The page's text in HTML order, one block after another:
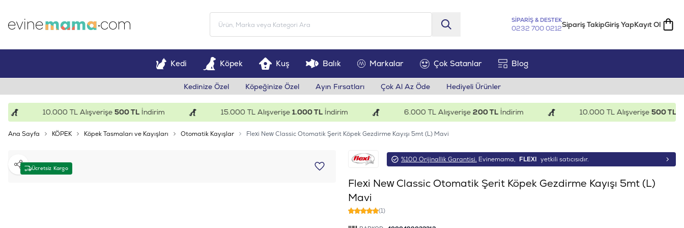
SİPARİŞ & DESTEK
0232 700 0212Sipariş TakipGiriş YapKayıt Ol
Kedi Köpek Kuş Balık Markalar Çok Satanlar Blog
Kedinize Özel Köpeğinize Özel Ayın Fırsatları Çok Al Az Öde Hediyeli Ürünler
10.000 TL Alışverişe500 TLİndirim 15.000 TL Alışverişe1.000 TLİndirim 6.000 TL Alışverişe200 TLİndirim 10.000 TL Alışverişe500 TL
Ana Sayfa KÖPEK Köpek Tasmaları ve Kayışları Otomatik Kayışlar Flexi New Classic Otomatik Şerit Köpek Gezdirme Kayışı 5mt (L) Mavi
Ücretsiz Kargo
Paylaş
%100 Orijinallik Garantisi. Evinemama, FLEXI yetkili satıcısıdır.
Flexi New Classic Otomatik Şerit Köpek Gezdirme Kayışı 5mt (L)
Mavi
(1)